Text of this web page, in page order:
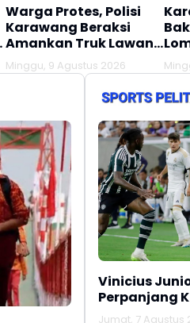
Warga Protes, Polisi
Karawang Beraksi
Amankan Truk Lawan
Lawan Arus
Minggu, 9 Agustus 2026
Vinicius
Perpanjang
Jumat, 7 Agustus